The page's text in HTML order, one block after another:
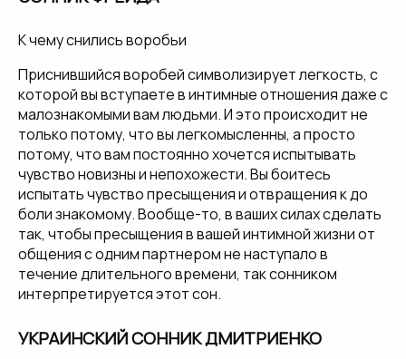
К чему снились воробьи
Приснившийся воробей символизирует легкость, с
которой вы вступаете в интимные отношения даже с
малознакомыми вам людьми. И это происходит не
только потому, что вы легкомысленны, а просто
потому, что вам постоянно хочется испытывать
чувство новизны и непохожести. Вы боитесь
испытать чувство пресыщения и отвращения к до
боли знакомому. Вообще-то, в ваших силах сделать
так, чтобы пресыщения в вашей интимной жизни от
общения с одним партнером не наступало в
течение длительного времени, так сонником
интерпретируется этот сон.
УКРАИНСКИЙ СОННИК ДМИТРИЕНКО